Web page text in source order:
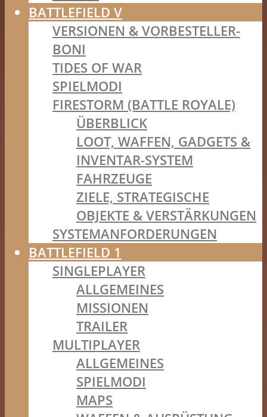
BATTLEFIELD V
VERSIONEN & VORBESTELLER-
BONI
TIDES OF WAR
SPIELMODI
FIRESTORM (BATTLE ROYALE)
ÜBERBLICK
LOOT, WAFFEN, GADGETS &
INVENTAR-SYSTEM
FAHRZEUGE
ZIELE, STRATEGISCHE
OBJEKTE & VERSTÄRKUNGEN
SYSTEMANFORDERUNGEN
BATTLEFIELD 1
SINGLEPLAYER
ALLGEMEINES
MISSIONEN
TRAILER
MULTIPLAYER
ALLGEMEINES
SPIELMODI
MAPS